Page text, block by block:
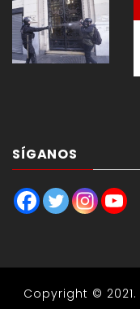
SÍGANOS
Copyright © 2021.